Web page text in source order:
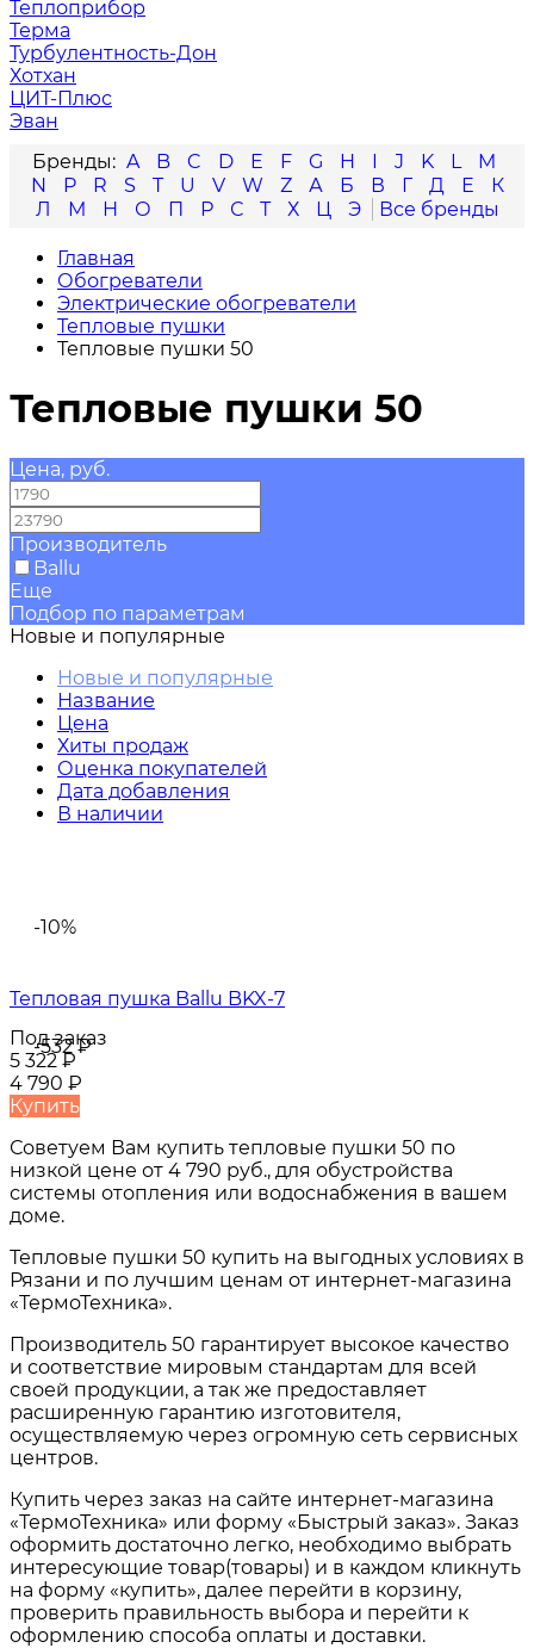
Теплоприбор
Терма
Турбулентность-Дон
Хотхан
ЦИТ-Плюс
Эван
A
B C D E F G H I J K L
M
N
P R S T U V W Z А Б В Г Д Е
К
Л
М Н О П Р С Т Х Ц Э
Главная
Обогреватели
Электрические обогреватели
Тепловые пушки
Тепловые пушки 50
Тепловые пушки 50
Цена, руб.
Производитель
Ballu
Еще
Подбор по параметрам
Новые и популярные
Новые и популярные
Название
Цена
Хиты продаж
Оценка покупателей
Дата добавления
В наличии
-10%
-532₽
Тепловая пушка Ballu BKX-7
Под заказ
5 322₽
4 790 ₽
Купить
Советуем Вам купить тепловые пушки 50 по
низкой цене от 4 790 руб., для обустройства
системы отопления или водоснабжения в вашем
доме.
Тепловые пушки 50 купить на выгодных условиях в
Рязани и по лучшим ценам от интернет-магазина
«ТермоТехника».
Производитель 50 гарантирует высокое качество
и соответствие мировым стандартам для всей
своей продукции, а так же предоставляет
расширенную гарантию изготовителя,
осуществляемую через огромную сеть сервисных
центров.
Купить через заказ на сайте интернет-магазина
«ТермоТехника» или форму «Быстрый заказ». Заказ
оформить достаточно легко, необходимо выбрать
интересующие товар(товары) и в каждом кликнуть
на форму «купить», далее перейти в корзину,
проверить правильность выбора и перейти к
оформлению способа оплаты и доставки.